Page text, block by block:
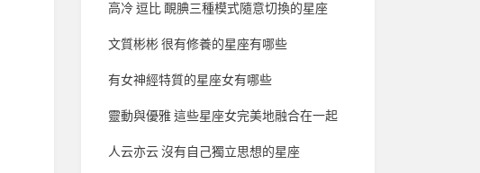
高冷 逗比 靦腆三種模式隨意切換的星座
文質彬彬 很有修養的星座有哪些
有女神經特質的星座女有哪些
靈動與優雅 這些星座女完美地融合在一起
人云亦云 沒有自己獨立思想的星座